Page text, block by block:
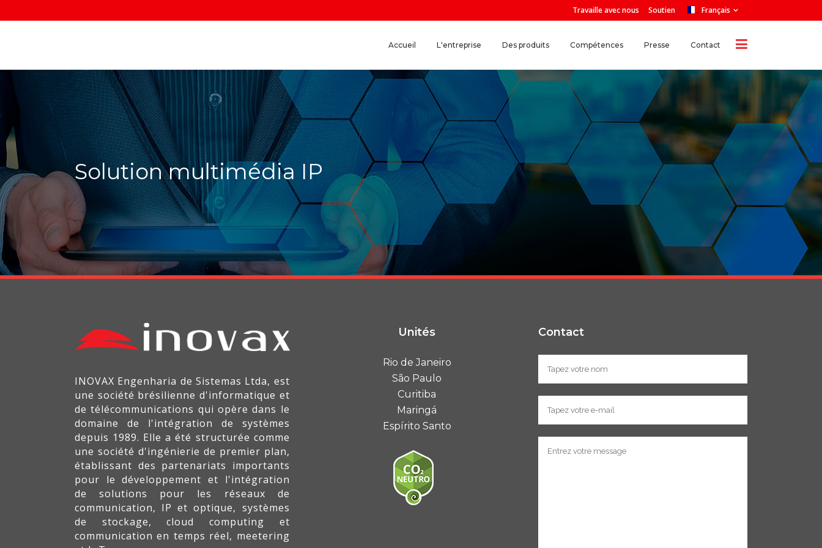
Travaille avec nous Soutien Français
Accueil L'entreprise Des produits Compétences Presse Contact
Solution multimédia IP
INOVAX Engenharia de Sistemas Ltda, est
une société brésilienne d'informatique et
de télécommunications qui opère dans le
domaine de l'intégration de systèmes
depuis 1989. Elle a été structurée comme
une société d'ingénierie de premier plan,
établissant des partenariats importants
pour le développement et l'intégration
de solutions pour les réseaux de
communication, IP et optique, systèmes
de stockage, cloud computing et
communication en temps réel, meetering
Unités
Rio de Janeiro
São Paulo
Curitiba
Maringá
Espírito Santo
Contact